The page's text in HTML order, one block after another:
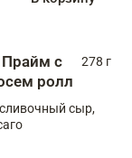
с
ролл
278 г
сыр,